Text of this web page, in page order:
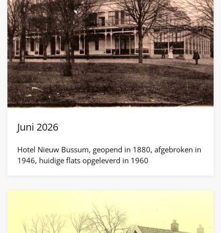
Juni 2026
Hotel Nieuw Bussum, geopend in 1880, afgebroken in
1946, huidige flats opgeleverd in 1960